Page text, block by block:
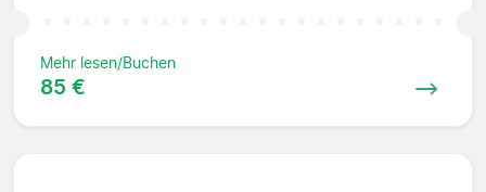
Mehr lesen/Buchen
85 €